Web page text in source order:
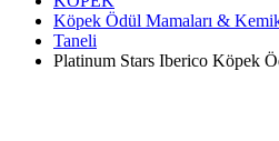
Köpek Ödül Mamaları &
Taneli
Platinum Stars Iberico Köpek